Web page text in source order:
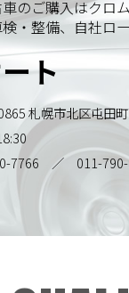
のご購入はクロ
・整備、自社ロ
ト
札幌市北区屯田
7766 ／ 011-790-